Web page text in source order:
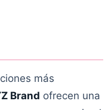
más
Brand ofrecen una